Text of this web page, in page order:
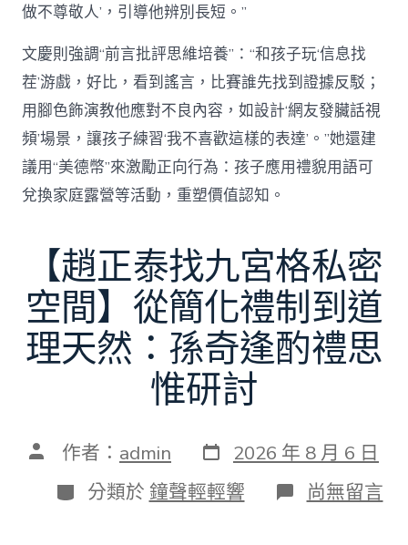
做不尊敬人’，引導他辨別長短。”
文慶則強調“前言批評思維培養”：“和孩子玩‘信息找
茬’游戲，好比，看到謠言，比賽誰先找到證據反駁；
用腳色飾演教他應對不良內容，如設計‘網友發臟話視
頻’場景，讓孩子練習‘我不喜歡這樣的表達’。”她還建
議用“美德幣”來激勵正向行為：孩子應用禮貌用語可
兌換家庭露營等活動，重塑價值認知。
【趙正泰找九宮格私密
空間】從簡化禮制到道
理天然：孫奇逢酌禮思
惟研討
文 作者： admin 發
表
日
期
2026 年 8 月 6 日
分
類
分類於 鐘聲輕輕響 在
〈【趙
尚無留言